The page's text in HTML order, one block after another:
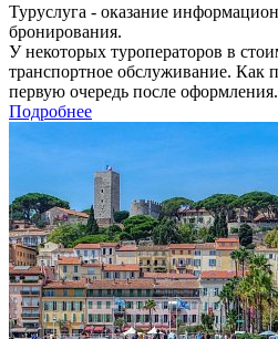
Туруслуга - оказание
бронирования.
У некоторых туроператоров в
транспортное обслуживание. Как
первую очередь после оформления.
Подробнее